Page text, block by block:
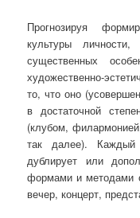
Прогнозируя
культуры
существенных
художественно-
то, что оно
в достаточной
(клубом,
так далее).
дублирует или
формами и методами
вечер, концерт,